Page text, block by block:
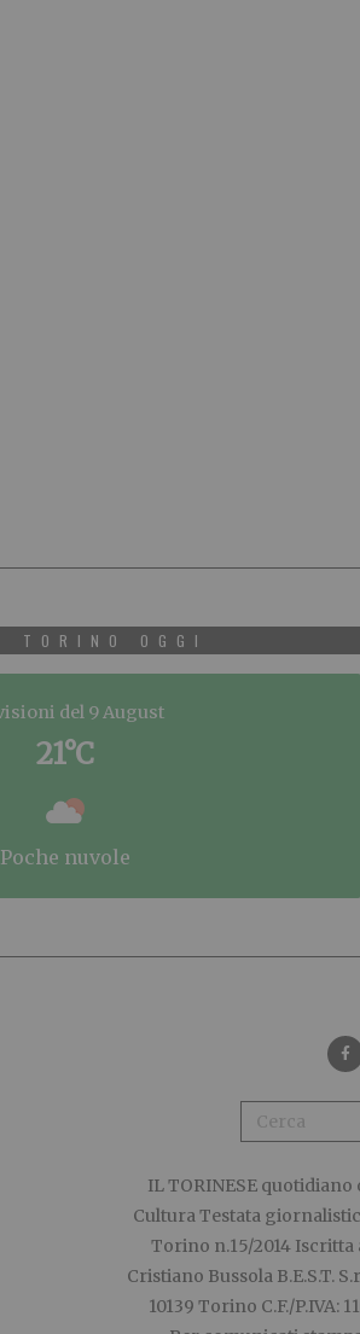
TORINO OGGI
del 9 August
21°C
poche nuvole
IL TORINESEquotidiano
Cultura Testata
Torino n.15/2014
Cristiano Bussola B.E.S.T.
10139 Torino C.F./P.IVA: